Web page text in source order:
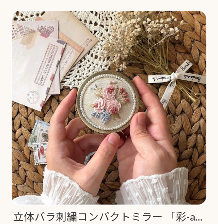
立体バラ刺繍コンパクトミラー 「彩-aya-」パール付き